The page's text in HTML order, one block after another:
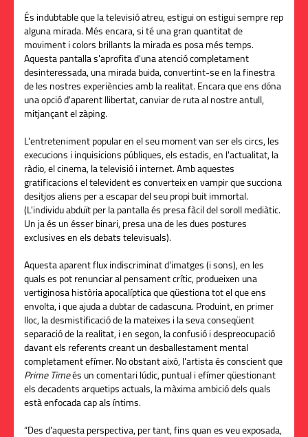
És indubtable que la televisió atreu, estigui on estigui sempre rep
alguna mirada. Més encara, si té una gran quantitat de
moviment i colors brillants la mirada es posa més temps.
Aquesta pantalla s'aprofita d'una atenció completament
desinteressada, una mirada buida, convertint-se en la finestra
de les nostres experiències amb la realitat. Encara que ens dóna
una opció d'aparent llibertat, canviar de ruta al nostre antull,
mitjançant el zàping.
L'entreteniment popular en el seu moment van ser els circs, les
execucions i inquisicions públiques, els estadis, en l'actualitat, la
ràdio, el cinema, la televisió i internet. Amb aquestes
gratificacions el televident es converteix en vampir que succiona
desitjos aliens per a escapar del seu propi buit immortal.
(L'individu abduït per la pantalla és presa fàcil del soroll mediàtic.
Un ja és un ésser binari, presa una de les dues postures
exclusives en els debats televisuals).
Aquesta aparent flux indiscriminat d'imatges (i sons), en les
quals es pot renunciar al pensament crític, produeixen una
vertiginosa història apocalíptica que qüestiona tot el que ens
envolta, i que ajuda a dubtar de cadascuna. Produint, en primer
lloc, la desmistificació de la mateixes i la seva conseqüent
separació de la realitat, i en segon, la confusió i despreocupació
davant els referents creant un desballestament mental
completament efímer. No obstant això, l'artista és conscient que
Prime Timeés un comentari lúdic, puntual i efímer qüestionant
els decadents arquetips actuals, la màxima ambició dels quals
està enfocada cap als íntims.
“Des d'aquesta perspectiva, per tant, fins quan es veu exposada,